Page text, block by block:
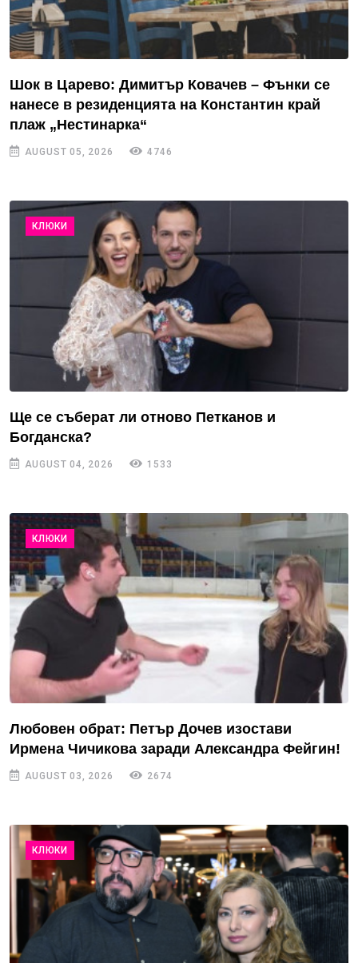
Шок в Царево: Димитър Ковачев – Фънки се
нанесе в резиденцията на Константин край
плаж „Нестинарка“
AUGUST 05, 2026 4746
КЛЮКИ
Ще се съберат ли отново Петканов и
Богданска?
AUGUST 04, 2026 1533
КЛЮКИ
Любовен обрат: Петър Дочев изостави
Ирмена Чичикова заради Александра Фейгин!
AUGUST 03, 2026 2674
КЛЮКИ